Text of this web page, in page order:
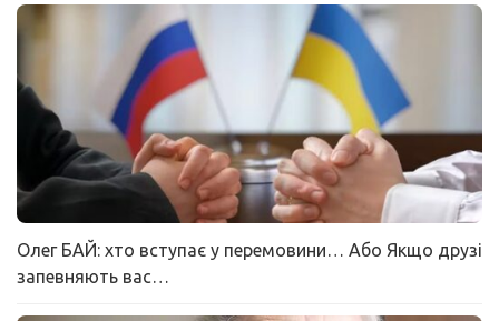
Олег БАЙ: хто вступає у перемовини… Або Якщо друзі
запевняють вас…